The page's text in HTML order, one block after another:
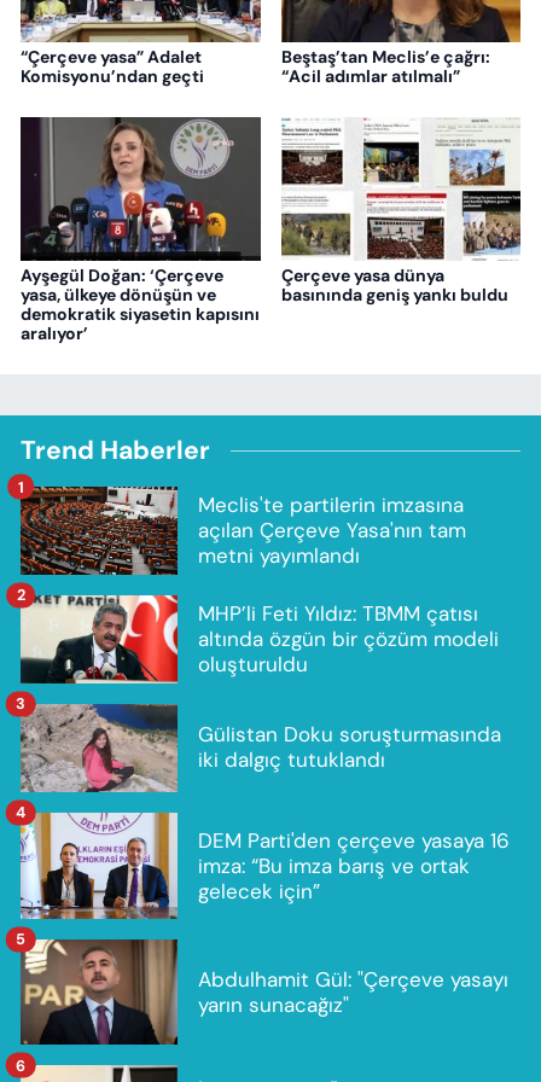
“Çerçeve yasa” Adalet
Komisyonu’ndan geçti
Beştaş’tan Meclis’e çağrı:
“Acil adımlar atılmalı”
Ayşegül Doğan: ‘Çerçeve
yasa, ülkeye dönüşün ve
demokratik siyasetin kapısını
aralıyor’
Çerçeve yasa dünya
basınında geniş yankı buldu
Trend Haberler
Meclis'te partilerin imzasına
açılan Çerçeve Yasa'nın tam
metni yayımlandı
1
MHP’li Feti Yıldız: TBMM çatısı
altında özgün bir çözüm modeli
oluşturuldu
2
Gülistan Doku soruşturmasında
iki dalgıç tutuklandı
3
DEM Parti'den çerçeve yasaya 16
imza: “Bu imza barış ve ortak
gelecek için”
4
Abdulhamit Gül: "Çerçeve yasayı
yarın sunacağız"
5
6